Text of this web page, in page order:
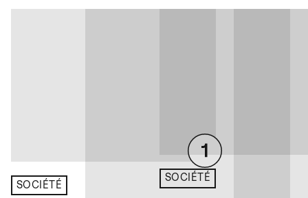
SOCIÉTÉ
SOCIÉTÉ